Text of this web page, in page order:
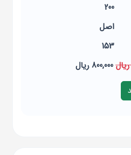
200
اصل
153
800,000 ریال